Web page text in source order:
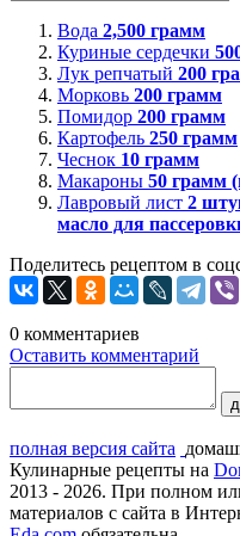
Вода 2,500 грамм
Куриные сердечки
Лук репчатый 200
Морковь 200 грамм
Помидор 200 грамм
Картофель 250 грамм
Чеснок 10 грамм
Макароны 50 грамм
Лавровый лист 2
масло для
Поделитесь рецептом в
0 комментариев
Оставить комментарий
полная версия сайта
Кулинарные рецепты на
2013 - 2026. При полном
материалов с сайта в